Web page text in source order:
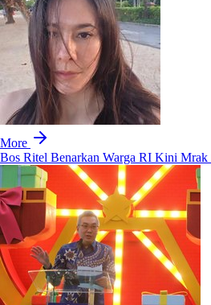
More
Bos Ritel Benarkan Warga RI Kini Mrak